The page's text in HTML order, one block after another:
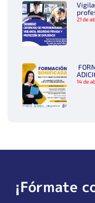
21 de
14 de
¡Fórmate